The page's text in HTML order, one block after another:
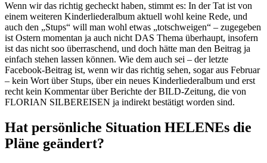
Wenn wir das richtig gecheckt haben, stimmt es: In der Tat ist von
einem weiteren Kinderliederalbum aktuell wohl keine Rede, und
auch den „Stups“ will man wohl etwas „totschweigen“ – zugegeben
ist Ostern momentan ja auch nicht DAS Thema überhaupt, insofern
ist das nicht soo überraschend, und doch hätte man den Beitrag ja
einfach stehen lassen können. Wie dem auch sei – der letzte
Facebook-Beitrag ist, wenn wir das richtig sehen, sogar aus Februar
– kein Wort über Stups, über ein neues Kinderliederalbum und erst
recht kein Kommentar über Berichte der BILD-Zeitung, die von
FLORIAN SILBEREISEN ja indirekt bestätigt worden sind.
Hat persönliche Situation HELENEs die
Pläne geändert?